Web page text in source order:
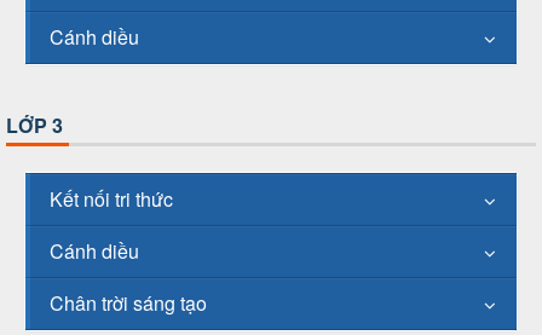
Cánh diều
LỚP 3
Kết nối tri thức
Cánh diều
Chân trời sáng tạo